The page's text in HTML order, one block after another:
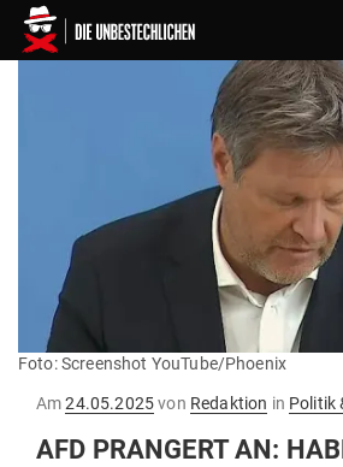
Foto: Screenshot YouTube/Phoenix
AmGepostet
24.05.2025von Redaktion in Politik
AFD PRANGERT AN: